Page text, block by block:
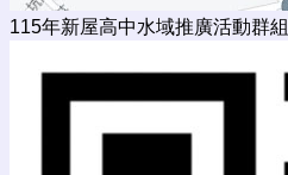
115年新屋高中水域推廣活動群組